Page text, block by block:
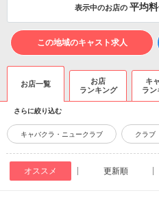
表示中のお店の 平均料
この地域のキャスト求人
お店一覧
お店
ランキング
キ
ラン
さらに絞り込む
キャバクラ・ニュークラブ クラブ
オススメ 更新順